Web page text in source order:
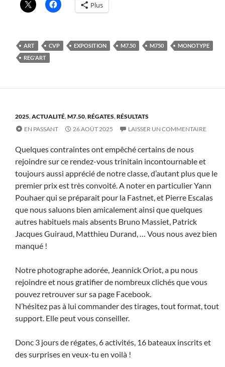
Plus
ART CVP EXPOSITION M7.50 M750
MONOTYPE
REG'ART
2025,ACTUALITÉ,M7.50,RÉGATES,RÉSULTATS
EN PASSANT
26 AOÛT 2025 LAISSER UN COMMENTAIRE
Quelques contraintes ont empêché certains de nous
rejoindre sur ce rendez-vous trinitain incontournable et
toujours aussi apprécié de notre classe, d’autant plus que le
premier prix est très convoité. A noter en particulier Yann
Pouhaer qui se préparait pour la Fastnet, et Pierre Escalas
que nous saluons bien amicalement ainsi que quelques
autres habituels mais absents Bruno Massiet, Patrick
Jacques Guiraud, Matthieu Durand, … Vous nous avez bien
manqué !
Notre photographe adorée, Jeannick Oriot, a pu nous
rejoindre et nous gratifier de nombreux clichés que vous
pouvez retrouver sur sa page Facebook.
N’hésitez pas à lui commander des tirages, tout format, tout
support. Elle peut vous conseiller.
Donc 3 jours de régates, 6 activités, 16 bateaux inscrits et
des surprises en veux-tu en voilà !